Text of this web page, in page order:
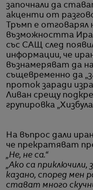
започнали да
акценти от
Тръмп е отговарял
възможността
със САЩ след
информации, че
възнамеряват да
същевременно да
проток заради
Ливан срещу
групировка
На въпрос дали
че прекратяват
„Не, не са.“
„Ако са приключили,
казано, според мен
стават много